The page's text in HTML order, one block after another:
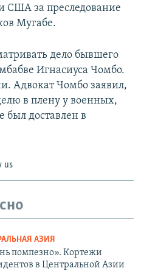
США за преследование
Мугабе.
дело бывшего
Игнасиуса Чомбо.
Адвокат Чомбо заявил,
в плену у военных,
был доставлен в
us
АЗИЯ
помпезно». Кортежи
в Центральной Азии